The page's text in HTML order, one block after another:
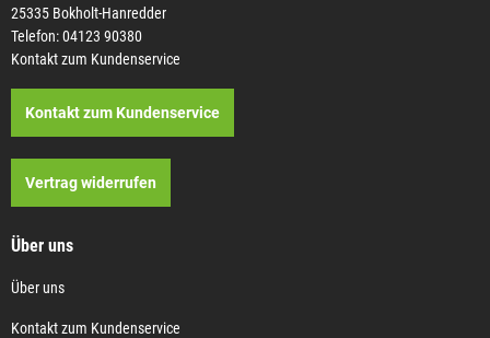
25335 Bokholt-Hanredder
Telefon: 04123 90380
Kontakt zum Kundenservice
Kontakt zum Kundenservice
Vertrag widerrufen
Über uns
Über uns
Kontakt zum Kundenservice